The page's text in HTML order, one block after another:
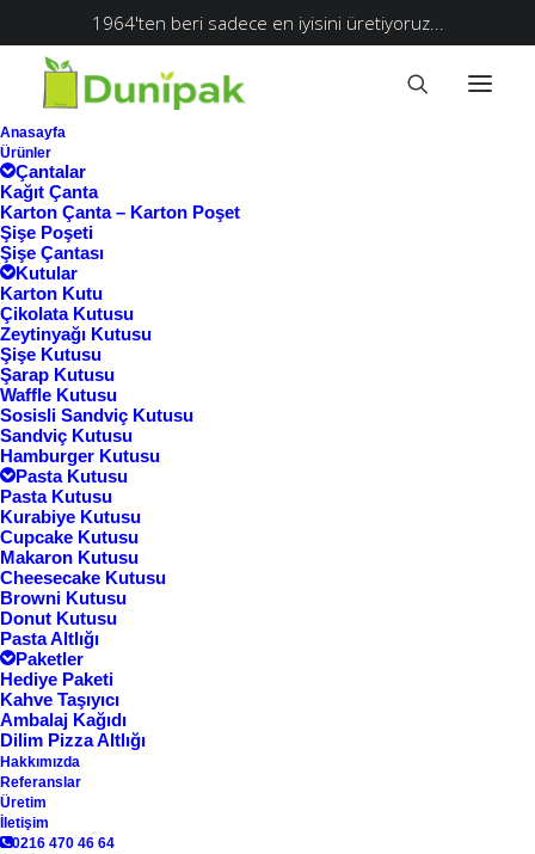
1964'ten beri sadece en iyisini üretiyoruz...
Anasayfa
Ürünler
Çantalar
Kağıt Çanta
Karton Çanta – Karton Poşet
Şişe Poşeti
Şişe Çantası
Kutular
Karton Kutu
Çikolata Kutusu
Zeytinyağı Kutusu
Şişe Kutusu
Şarap Kutusu
Waffle Kutusu
Sosisli Sandviç Kutusu
Sandviç Kutusu
Hamburger Kutusu
Pasta Kutusu
Pasta Kutusu
Kurabiye Kutusu
Cupcake Kutusu
Makaron Kutusu
Cheesecake Kutusu
Browni Kutusu
Donut Kutusu
Pasta Altlığı
Paketler
Hediye Paketi
Kahve Taşıyıcı
Ambalaj Kağıdı
Dilim Pizza Altlığı
Hakkımızda
Referanslar
Üretim
İletişim
0216 470 46 64
Ana Sayfa
Ürünler “karton kutu toptan” olarak etiketlendi
karton kutu toptan